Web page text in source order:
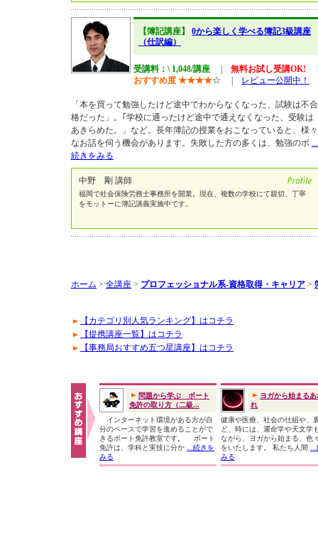
【簿記講座】 0から楽しく学べる簿記3級講座
（仕訳編）
受講料：\ 1,048/講座
無料お試し受講OK!
おすすめ度 ★★★★☆ レビュー公開中！
「本を買って勉強したけど途中でわからなくなった、試験は不合
格だった」。｢学校に通ったけど途中で通えなくなった、受験は
あきらめた。」など。長年簿記の授業をおこなっていると、様々
なお話を伺う機会があります。失敗した方の多くは、勉強のポ ...
続きをみる
中野 剛 講師
福岡で社会保険労務士事務所を開業。現在、複数の学校にて親切、丁寧
をモットーに簿記講義実施中です。
ホーム > 全講座 > プロフェッショナル系-資格取得・キャリア >
【カテゴリ別人気ランキング】はコチラ
【提携講座一覧】はコチラ
【事務局おすすめ五つ星講座】はコチラ
問題から学ぶ ボート
免許の取り方（二級...
インターネット環境がある方が自
分のペースで学習を進めることがで
きるボート免許教室です。 ボート
免許は、学科と実技に分か
...続きを
みる
ヨガから始まるあ
れ
健康や医療、社会の仕組や、
ど、時には、運命学や天文学
ながら、ヨガから始まる、色
をいたします。 私たち人間
みる